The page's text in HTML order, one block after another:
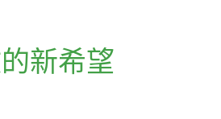
新希望